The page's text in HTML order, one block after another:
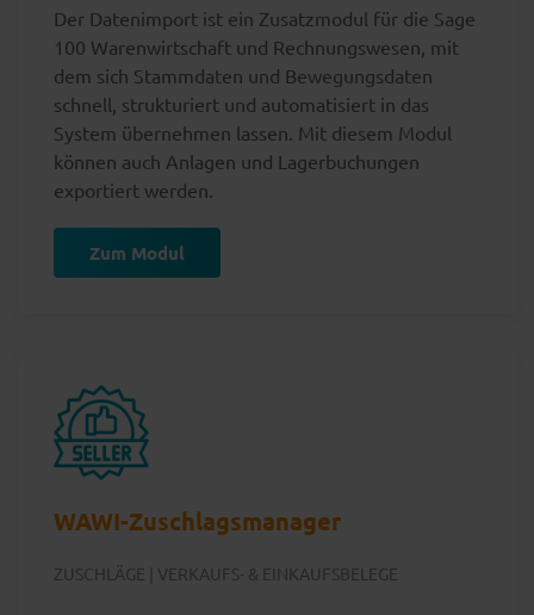
Der Datenimport ist ein Zusatzmodul für die Sage
100 Warenwirtschaft und Rechnungswesen, mit
dem sich Stammdaten und Bewegungsdaten
schnell, strukturiert und automatisiert in das
System übernehmen lassen. Mit diesem Modul
können auch Anlagen und Lagerbuchungen
exportiert werden.
Zum Modul
WAWI-Zuschlagsmanager
ZUSCHLÄGE | VERKAUFS- & EINKAUFSBELEGE